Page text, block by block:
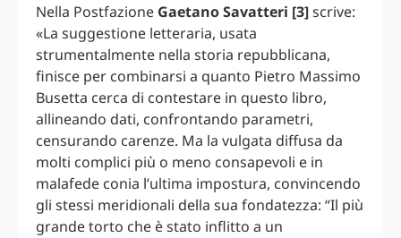
Nella Postfazione Gaetano Savatteri [3]scrive:
«La suggestione letteraria, usata
strumentalmente nella storia repubblicana,
finisce per combinarsi a quanto Pietro Massimo
Busetta cerca di contestare in questo libro,
allineando dati, confrontando parametri,
censurando carenze. Ma la vulgata diffusa da
molti complici più o meno consapevoli e in
malafede conia l’ultima impostura, convincendo
gli stessi meridionali della sua fondatezza: “Il più
grande torto che è stato inflitto a un